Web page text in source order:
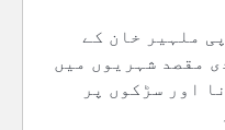
ملہیر خان کے
مقصد شہریوں میں
اور سڑکوں پر